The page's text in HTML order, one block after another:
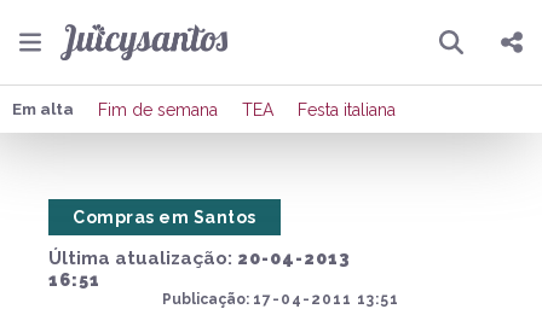
Pesquisar
Compartilhar
Em alta Fim de semana TEA Festa italiana
Última atualização: 20-04-2013
16:51
Publicação: 17-04-2011 13:51
Compras em Santos